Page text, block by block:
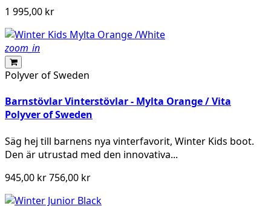
1 995,00 kr
zoom_in
Polyver of Sweden
Barnstövlar Vinterstövlar - Mylta Orange / Vita
Polyver of Sweden
Säg hej till barnens nya vinterfavorit, Winter Kids boot.
Den är utrustad med den innovativa...
945,00 kr756,00 kr